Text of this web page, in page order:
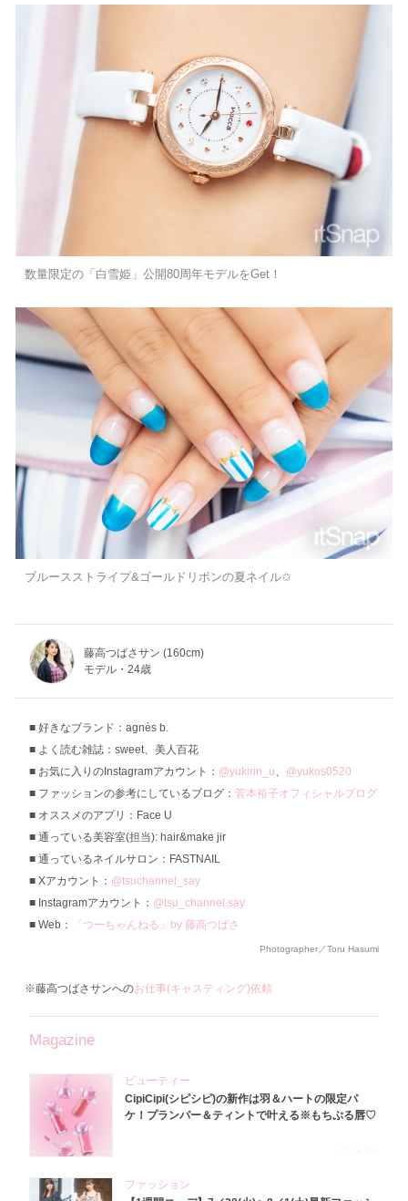
数量限定の「白雪姫」公開80周年モデルをGet！
ブルースストライプ&ゴールドリボンの夏ネイル✩
藤高つばさサン (160cm)
モデル・24歳
好きなブランド：agnès b.
よく読む雑誌：sweet、美人百花
お気に入りのInstagramアカウント： @yukirin_u、 @yukos0520
ファッションの参考にしているブログ： 菅本裕子オフィシャルブログ
オススメのアプリ：Face U
通っている美容室(担当): hair&make jir
通っているネイルサロン：FASTNAIL
Xアカウント： @tsuchannel_say
Instagramアカウント： @tsu_channel.say
Web：
「つーちゃんねる」by 藤高つばさ
Photographer／Toru Hasumi
※藤高つばさサンへのお仕事(キャスティング)依頼
Magazine
ビューティー
CipiCipi(シピシピ)の新作は羽＆ハートの限定パ
ケ！プランパー＆ティントで叶える※もちぷる唇♡
ファッション